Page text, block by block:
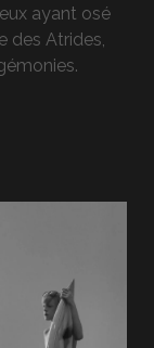
ayant osé
des Atrides,